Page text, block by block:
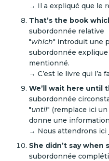
→ Il a expliqué que le
That’s the book
subordonnée relative
"which" introduit une
subordonnée
mentionné.
→ C’est le livre qui l’a
We’ll wait here until
subordonnée
"until" (remplace ici un
donne une
→ Nous attendrons ici
She didn’t say when
subordonnée